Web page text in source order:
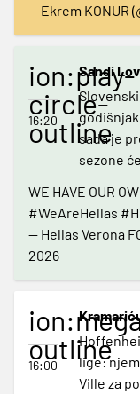
— Ekrem KONUR
ion:play-
circle-
outline
16:20
Sandi
sada je
sezone
WE HAVE OUR
#WeAreHellas
— Hellas Verona
2026
outline
16:00
lige:
Ville za